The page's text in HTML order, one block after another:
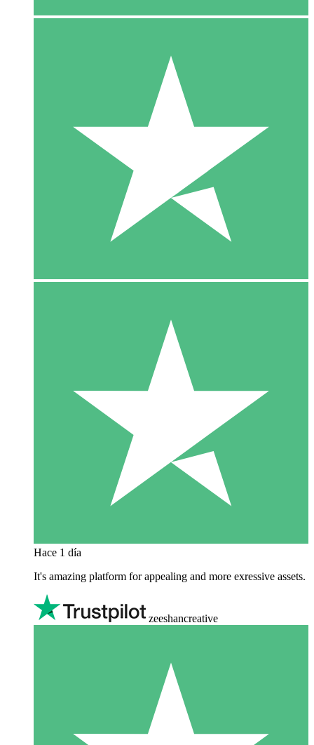
Hace 1 día
It's amazing platform for appealing and more exressive assets.
zeeshancreative